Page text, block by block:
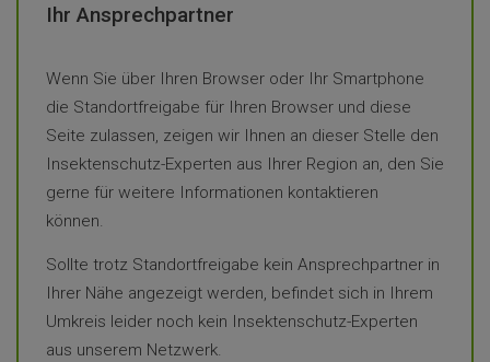
Ihr Ansprechpartner
Wenn Sie über Ihren Browser oder Ihr Smartphone
die Standortfreigabe für Ihren Browser und diese
Seite zulassen, zeigen wir Ihnen an dieser Stelle den
Insektenschutz-Experten aus Ihrer Region an, den Sie
gerne für weitere Informationen kontaktieren
können.
Sollte trotz Standortfreigabe kein Ansprechpartner in
Ihrer Nähe angezeigt werden, befindet sich in Ihrem
Umkreis leider noch kein Insektenschutz-Experten
aus unserem Netzwerk.